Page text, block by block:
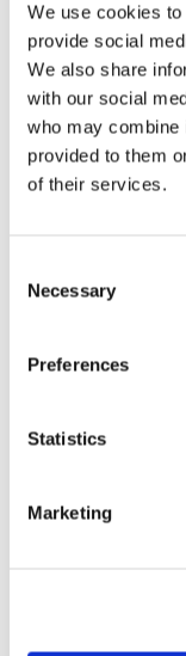
We use cookies
provide social
We also share
with our social
who may combine
provided to them
of their services.
Selection
Necessary
Preferences
Statistics
Marketing
Dies